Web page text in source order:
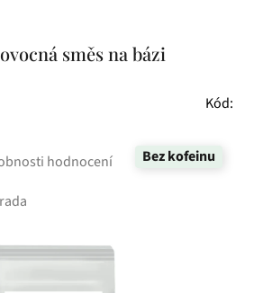
směs na bázi
Kód:
Bez kofeinu
hodnocení